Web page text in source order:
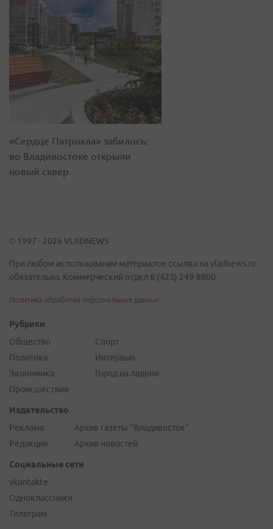
«Сердце Патрокла» забилось:
во Владивостоке открыли
новый сквер
© 1997 - 2026 VLADNEWS
При любом использовании материалов ссылка на vladnews.ru
обязательна. Коммерческий отдел 8 (423) 249-8800
Политика обработки персональных данных
Рубрики
Общество
Политика
Экономика
Происшествия
Спорт
Интервью
Город на ладони
Издательство
Реклама
Редакция
Архив газеты "Владивосток"
Архив новостей
Социальные сети
vkontakte
Одноклассники
Телеграм